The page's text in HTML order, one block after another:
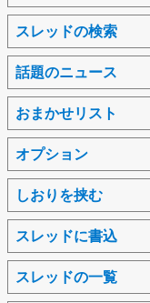
スレッドの検索
話題のニュース
おまかせリスト
オプション
しおりを挟む
スレッドに書込
スレッドの一覧